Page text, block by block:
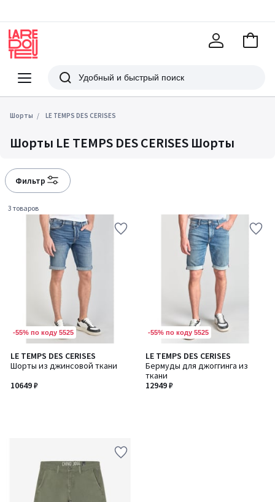
Меню
Redoute
Поиск
В
Шорты LE TEMPS DES CERISES
Шорты LE TEMPS DES CERISES Шорты
Фильтр
3 товаров
-55% по коду 5525
LE TEMPS DES CERISES
Шорты из джинсовой ткани
10649 ₽
-55% по коду 5525
LE TEMPS DES CERISES
Бермуды для джоггинга из
ткани
12949 ₽